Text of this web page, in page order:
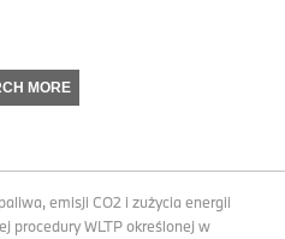
MORE
emisji CO2 i zużycia energii
procedury WLTP określonej w